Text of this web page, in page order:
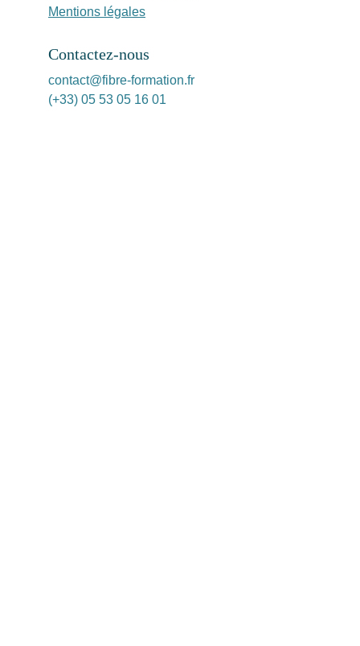
Mentions légales
Contactez-nous
contact@fibre-formation.fr
(+33) 05 53 05 16 01